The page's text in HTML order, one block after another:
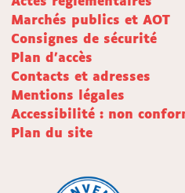
Marchés publics et AOT
Consignes de sécurité
Plan d'accès
Contacts et adresses
Mentions légales
Accessibilité : non
Plan du site